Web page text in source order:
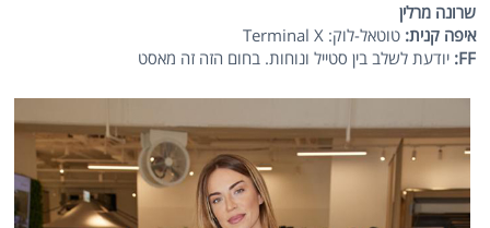
שרונה מרלין
איפה קנית: טוטאל-לוק: Terminal X
FF
: יודעת לשלב בין סטייל ונוחות. בחום הזה זה מאסט